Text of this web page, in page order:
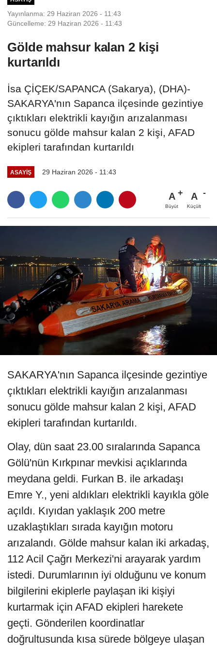
Yayınlanma: 29 Haziran 2026 - 11:43
Güncelleme: 29 Haziran 2026 - 11:43
Gölde mahsur kalan 2 kişi
kurtarıldı
İsa ÇİÇEK/SAPANCA (Sakarya), (DHA)-
SAKARYA'nın Sapanca ilçesinde gezintiye
çıktıkları elektrikli kayığın arızalanması
sonucu gölde mahsur kalan 2 kişi, AFAD
ekipleri tarafından kurtarıldı
ASAYIŞ 29 Haziran 2026 - 11:43
A
Büyüt
A
Küçült
SAKARYA'nın Sapanca ilçesinde gezintiye
çıktıkları elektrikli kayığın arızalanması
sonucu gölde mahsur kalan 2 kişi, AFAD
ekipleri tarafından kurtarıldı.
Olay, dün saat 23.00 sıralarında Sapanca
Gölü'nün Kırkpınar mevkisi açıklarında
meydana geldi. Furkan B. ile arkadaşı
Emre Y., yeni aldıkları elektrikli kayıkla göle
açıldı. Kıyıdan yaklaşık 200 metre
uzaklaştıkları sırada kayığın motoru
arızalandı. Gölde mahsur kalan iki arkadaş,
112 Acil Çağrı Merkezi'ni arayarak yardım
istedi. Durumlarının iyi olduğunu ve konum
bilgilerini ekiplerle paylaşan iki kişiyi
kurtarmak için AFAD ekipleri harekete
geçti. Gönderilen koordinatlar
doğrultusunda kısa sürede bölgeye ulaşan